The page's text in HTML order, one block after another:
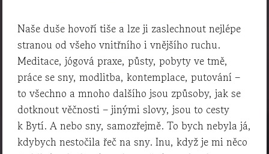
Naše duše hovoří tiše a lze ji zaslechnout nejlépe
stranou od všeho vnitřního i vnějšího ruchu.
Meditace, jógová praxe, půsty, pobyty ve tmě,
práce se sny, modlitba, kontemplace, putování –
to všechno a mnoho dalšího jsou způsoby, jak se
dotknout věčnosti – jinými slovy, jsou to cesty
k Bytí. A nebo sny, samozřejmě. To bych nebyla já,
kdybych nestočila řeč na sny. Inu, když je mi něco